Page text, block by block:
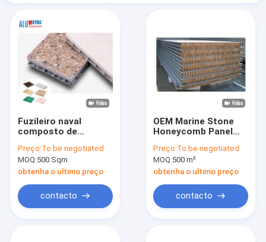
Fuzileiro naval
composto de
painel de pedra à
prova de fogo 6mm
do favo de mel
Preço:To be negotiated
MOQ:500 Sqm
obtenha o ultimo preço
contacto
OEM Marine Stone
Honeycomb Panel
compostos de
alumínio
Preço:To be negotiated
MOQ:500 m²
obtenha o ultimo preço
contacto